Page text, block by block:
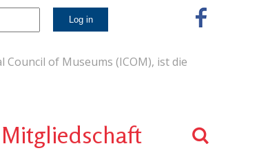
of Museums (ICOM), ist die
Mitgliedschaft